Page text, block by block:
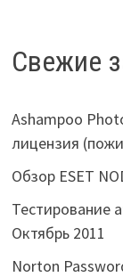
Свежие
Ashampoo
лицензия
Обзор ESET
Тестирование
Октябрь 2011
Norton